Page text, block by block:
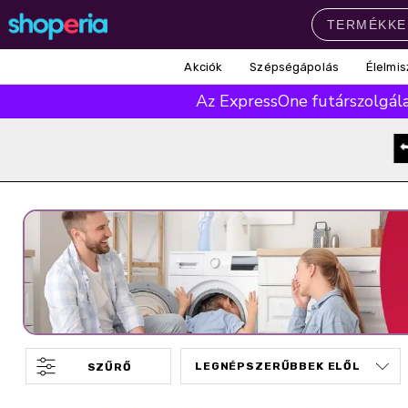
Élelmiszer
Pampers Lenor
Violeta Coccolino
Népszerű keresések
leukoplast ariel lenor finish
Akciók Szépségápolás
Az ExpressOne
SZŰRŐ